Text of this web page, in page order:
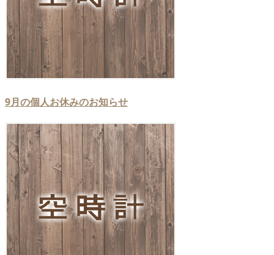
9月の個人お休みのお知らせ